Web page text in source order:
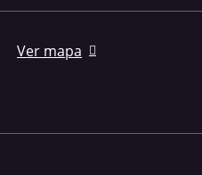
Ver mapa